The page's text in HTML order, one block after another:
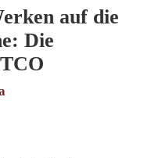
auf die
Die